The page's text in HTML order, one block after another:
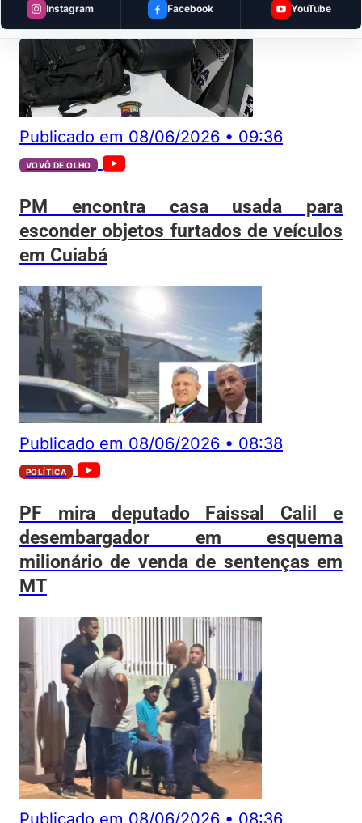
Instagram Facebook YouTube
Publicado em 08/06/2026 • 09:36
VOVÔ DE OLHO
PM encontra casa usada para
esconder objetos furtados de veículos
em Cuiabá
Publicado em 08/06/2026 • 08:38
POLÍTICA
PF mira deputado Faissal Calil e
desembargador em esquema
milionário de venda de sentenças em
MT